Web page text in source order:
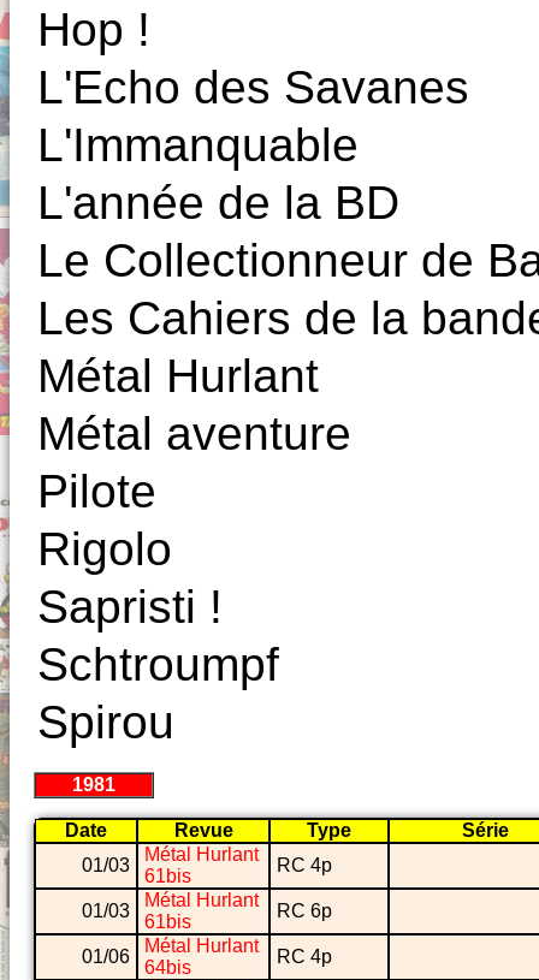
Hop !
L'Echo des Savanes
L'Immanquable
L'année de la BD
Le Collectionneur de
Les Cahiers de la
Métal Hurlant
Métal aventure
Pilote
Rigolo
Sapristi !
Schtroumpf
Spirou
1981
Date Revue Type
Série
01/03
Métal Hurlant
61bis
RC 4p
01/03
Métal Hurlant
61bis
RC 6p
01/06
Métal Hurlant
64bis
RC 4p